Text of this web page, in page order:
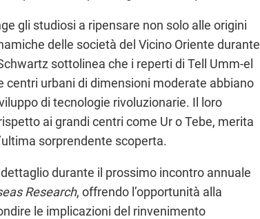
gli studiosi a ripensare non solo alle origini
delle società del Vicino Oriente durante
sottolinea che i reperti di Tell Umm-el
centri urbani di dimensioni moderate abbiano
di tecnologie rivoluzionarie. Il loro
ai grandi centri come Ur o Tebe, merita
sorprendente scoperta.
durante il prossimo incontro annuale
Research, offrendo l’opportunità alla
le implicazioni del rinvenimento